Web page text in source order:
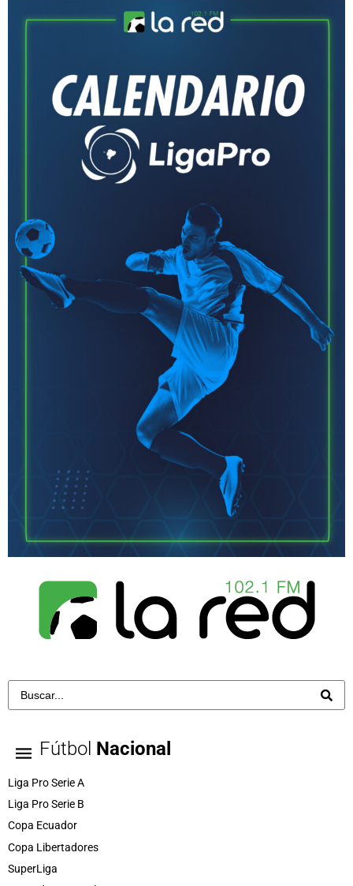
Fútbol Nacional
Liga Pro Serie A
Liga Pro Serie B
Copa Ecuador
Copa Libertadores
SuperLiga